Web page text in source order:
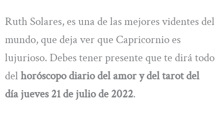
Ruth Solares, es una de las mejores videntes del
mundo, que deja ver que Capricornio es
lujurioso. Debes tener presente que te dirá todo
del horóscopo diario del amor y del tarot del
día jueves 21 de julio de 2022.